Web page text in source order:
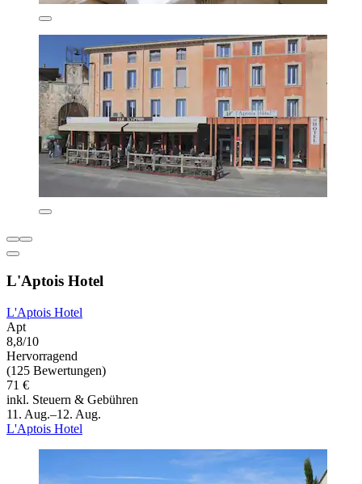
L'Aptois Hotel
L'Aptois Hotel
Apt
8,8/10
Hervorragend
(125 Bewertungen)
71 €
inkl. Steuern & Gebühren
11. Aug.–12. Aug.
L'Aptois Hotel